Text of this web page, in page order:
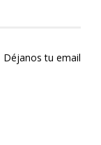
Déjanos tu email